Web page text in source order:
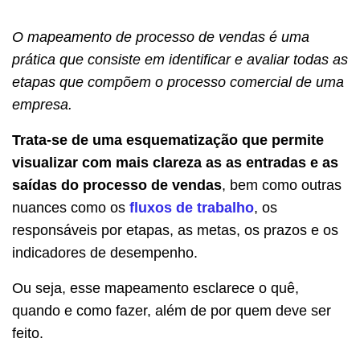
O mapeamento de processo de vendas é uma
prática que consiste em identificar e avaliar todas as
etapas que compõem o processo comercial de uma
empresa.
Trata-se de uma esquematização que permite
visualizar com mais clareza as as entradas e as
saídas do processo de vendas, bem como outras
nuances como os fluxos de trabalho, os
responsáveis por etapas, as metas, os prazos e os
indicadores de desempenho.
Ou seja, esse mapeamento esclarece o quê,
quando e como fazer, além de por quem deve ser
feito.